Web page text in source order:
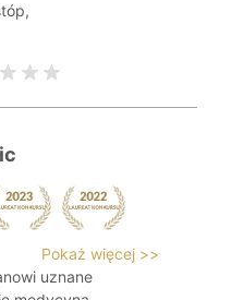
Pokaż więcej >>
uznane